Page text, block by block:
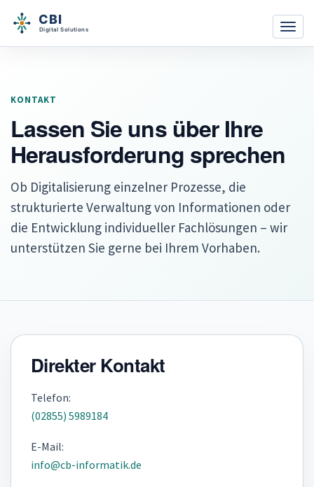
KONTAKT
Lassen Sie uns über Ihre
Herausforderung sprechen
Ob Digitalisierung einzelner Prozesse, die
strukturierte Verwaltung von Informationen oder
die Entwicklung individueller Fachlösungen – wir
unterstützen Sie gerne bei Ihrem Vorhaben.
Direkter Kontakt
Telefon:
(02855) 5989184
E-Mail:
info@cb-informatik.de